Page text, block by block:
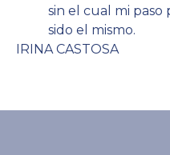
sin el cual mi paso
sido el mismo.
IRINA CASTOSA